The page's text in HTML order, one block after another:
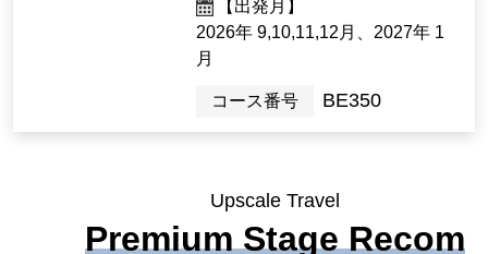
【出発月】
2026年 9,10,11,12月、2027年 1
月
コース番号 BE350
Upscale Travel
Premium Stage Recom